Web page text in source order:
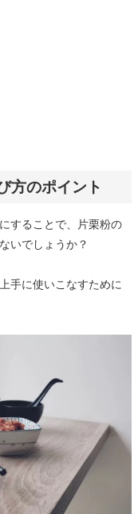
方のポイント
することで、片栗粉の
いでしょうか？
手に使いこなすために